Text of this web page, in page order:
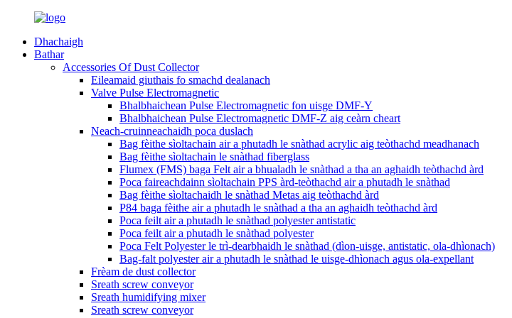
Dhachaigh
Bathar
Accessories Of Dust Collector
Eileamaid giuthais fo smachd dealanach
Valve Pulse Electromagnetic
Bhalbhaichean Pulse Electromagnetic fon uisge DMF-Y
Bhalbhaichean Pulse Electromagnetic DMF-Z aig ceàrn cheart
Neach-cruinneachaidh poca duslach
Bag fèithe sìoltachain air a phutadh le snàthad acrylic aig teòthachd meadhanach
Bag fèithe sìoltachain le snàthad fiberglass
Flumex (FMS) baga Felt air a bhualadh le snàthad a tha an aghaidh teòthachd àrd
Poca faireachdainn sìoltachain PPS àrd-teòthachd air a phutadh le snàthad
Bag fèithe sìoltachaidh le snàthad Metas aig teòthachd àrd
P84 baga fèithe air a phutadh le snàthad a tha an aghaidh teòthachd àrd
Poca feilt air a phutadh le snàthad polyester antistatic
Poca feilt air a phutadh le snàthad polyester
Poca Felt Polyester le trì-dearbhaidh le snàthad (dìon-uisge, antistatic, ola-dhìonach)
Bag-falt polyester air a phutadh le snàthad le uisge-dhìonach agus ola-expellant
Frèam de dust collector
Sreath screw conveyor
Sreath humidifying mixer
Sreath screw conveyor